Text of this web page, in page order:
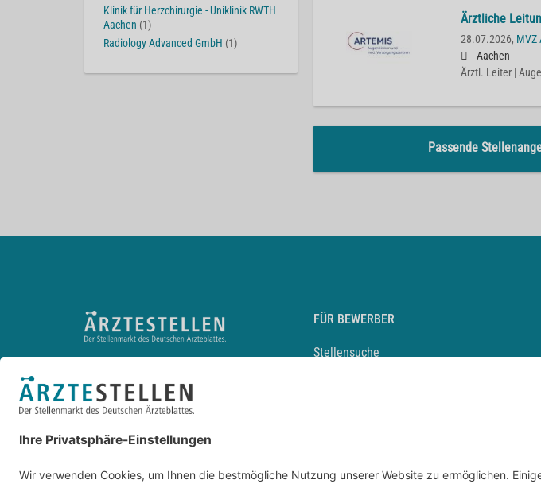
Ärztliche
28.07.2026, MVZ
Aachen
Ärztl. Leiter |
Passende
Klinik für Herzchirurgie - Uniklinik RWTH
Aachen (1)
Radiology Advanced GmbH (1)
FÜR BEWERBER
Stellensuche
Durchsuchen Sie den Stellenkatalog